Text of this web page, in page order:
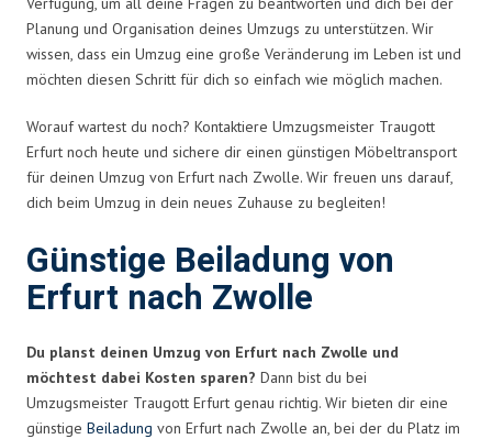
Planung und Organisation deines Umzugs zu unterstützen. Wir
wissen, dass ein Umzug eine große Veränderung im Leben ist und
möchten diesen Schritt für dich so einfach wie möglich machen.
Worauf wartest du noch? Kontaktiere Umzugsmeister Traugott
Erfurt noch heute und sichere dir einen günstigen Möbeltransport
für deinen Umzug von Erfurt nach Zwolle. Wir freuen uns darauf,
dich beim Umzug in dein neues Zuhause zu begleiten!
Günstige Beiladung von
Erfurt nach Zwolle
Du planst deinen Umzug von Erfurt nach Zwolle und
möchtest dabei Kosten sparen? Dann bist du bei
Umzugsmeister Traugott Erfurt genau richtig. Wir bieten dir eine
günstige Beiladung von Erfurt nach Zwolle an, bei der du Platz im